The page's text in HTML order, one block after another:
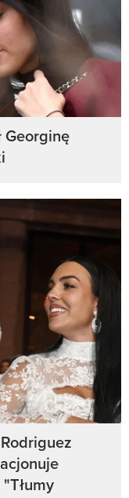
Georginę